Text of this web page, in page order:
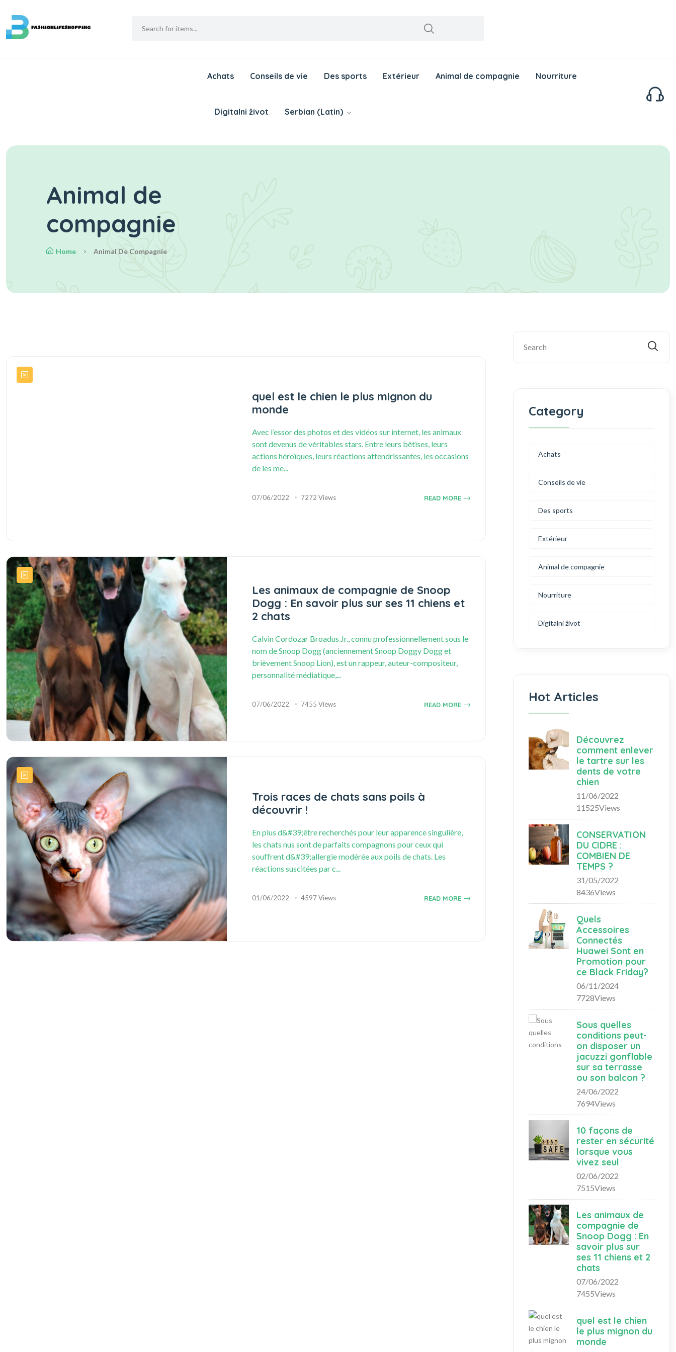
Achats Conseils de vie Des sports Extérieur Animal de compagnie Nourriture
Digitalni život Serbian (Latin)
Animal de
compagnie
Home Animal De Compagnie
quel est le chien le plus mignon du
monde
Avec l’essor des photos et des vidéos sur internet, les animaux
sont devenus de véritables stars. Entre leurs bêtises, leurs
actions héroïques, leurs réactions attendrissantes, les occasions
de les me...
07/06/2022 7272 Views READ MORE
Les animaux de compagnie de Snoop
Dogg : En savoir plus sur ses 11 chiens et
2 chats
Calvin Cordozar Broadus Jr., connu professionnellement sous le
nom de Snoop Dogg (anciennement Snoop Doggy Dogg et
brièvement Snoop Lion), est un rappeur, auteur-compositeur,
personnalité médiatique,...
07/06/2022 7455 Views READ MORE
Trois races de chats sans poils à
découvrir !
En plus d&#39;être recherchés pour leur apparence singulière,
les chats nus sont de parfaits compagnons pour ceux qui
souffrent d&#39;allergie modérée aux poils de chats. Les
réactions suscitées par c...
01/06/2022 4597 Views READ MORE
Category
Achats
Conseils de vie
Des sports
Extérieur
Animal de compagnie
Nourriture
Digitalni život
Hot Articles
Découvrez
comment enlever
le tartre sur les
dents de votre
chien
11/06/2022
11525Views
CONSERVATION
DU CIDRE :
COMBIEN DE
TEMPS ?
31/05/2022
8436Views
Quels
Accessoires
Connectés
Huawei Sont en
Promotion pour
ce Black Friday?
06/11/2024
7728Views
Sous quelles
conditions peut-
on disposer un
jacuzzi gonflable
sur sa terrasse
ou son balcon ?
24/06/2022
7694Views
10 façons de
rester en sécurité
lorsque vous
vivez seul
02/06/2022
7515Views
Les animaux de
compagnie de
Snoop Dogg : En
savoir plus sur
ses 11 chiens et 2
chats
07/06/2022
7455Views
quel est le chien
le plus mignon du
monde